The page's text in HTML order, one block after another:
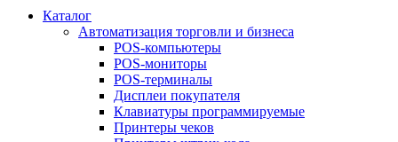
Каталог
Автоматизация торговли и бизнеса
POS-компьютеры
POS-мониторы
POS-терминалы
Дисплеи покупателя
Клавиатуры программируемые
Принтеры чеков